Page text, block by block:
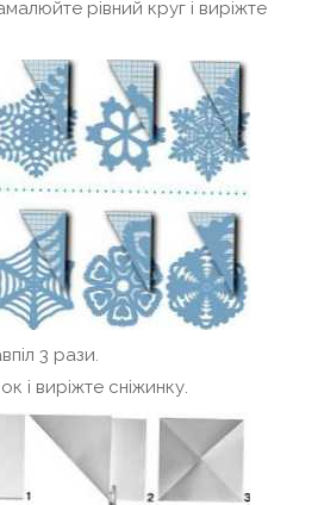
рівний круг і виріжте
3 рази.
і виріжте сніжинку.